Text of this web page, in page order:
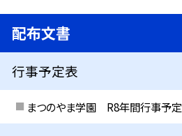
配布文書
行事予定表
まつのやま学園 R8年間行事予定